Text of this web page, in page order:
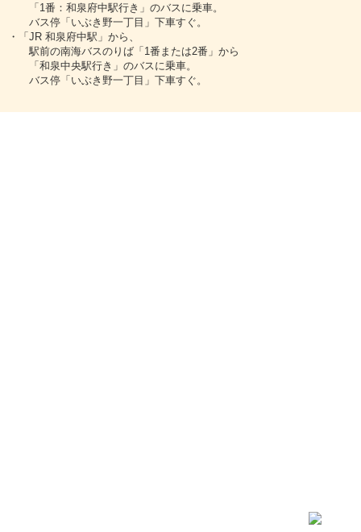
「1番：和泉府中駅行き」のバスに乗車。
バス停「いぶき野一丁目」下車すぐ。
・「JR 和泉府中駅」から、
駅前の南海バスのりば「1番または2番」から
「和泉中央駅行き」のバスに乗車。
バス停「いぶき野一丁目」下車すぐ。